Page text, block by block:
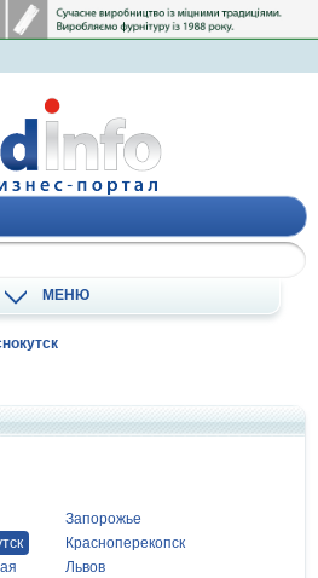
МЕНЮ
Запорожье
Красноперекопск
Львов